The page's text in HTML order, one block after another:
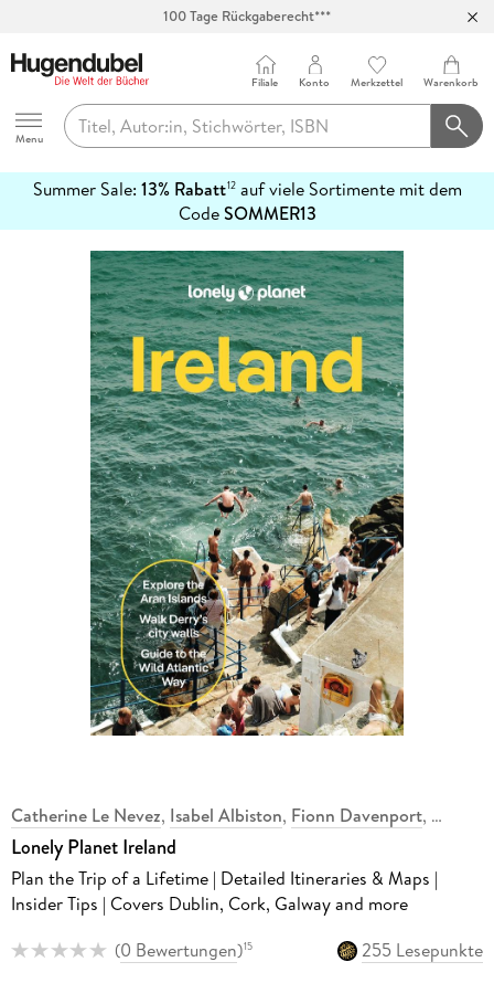
100 Tage Rückgaberecht***
Hugendubel
Menu
Filiale Konto Merkzettel Warenkorb
Summer Sale: 13% Rabatt12auf viele Sortimente mit dem
CodeSOMMER13
erfahren
Catherine Le Nevez, Isabel Albiston, Fionn Davenport,
Lonely Planet Ireland
Plan the Trip of a Lifetime | Detailed Itineraries & Maps |
Insider Tips | Covers Dublin, Cork, Galway and more
(0 Bewertungen)15
255 Lesepunkte